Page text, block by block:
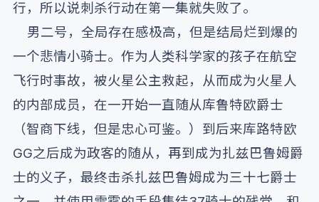
行，所以说刺杀行动在第一集就失败了。
男二号，全局存在感极高，但是结局烂到爆的
一个悲情小骑士。作为人类科学家的孩子在航空
飞行时事故，被火星公主救起，从而成为火星人
的内部成员，在一开始一直随从库鲁特欧爵士
（智商下线，但是忠心可鉴。）到后来库路特欧
GG之后成为政客的随从，再到成为扎兹巴鲁姆爵
士的义子，最终击杀扎兹巴鲁姆成为三十七爵士